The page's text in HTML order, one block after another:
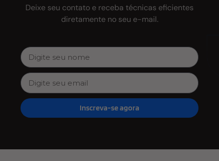
Deixe seu contato e receba técnicas eficientes
diretamente no seu e-mail.
Inscreva-se agora